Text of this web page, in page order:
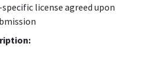
license agreed upon